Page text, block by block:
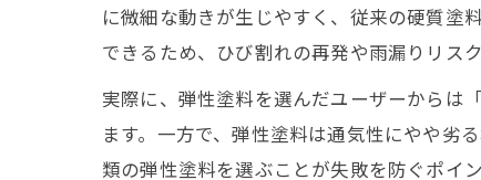
に微細な動きが生じやすく、従来の硬質塗
できるため、ひび割れの再発や雨漏りリス
実際に、弾性塗料を選んだユーザーからは
ます。一方で、弾性塗料は通気性にやや劣
類の弾性塗料を選ぶことが失敗を防ぐポイン